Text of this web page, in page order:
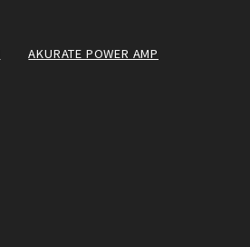
AKURATE POWER AMP